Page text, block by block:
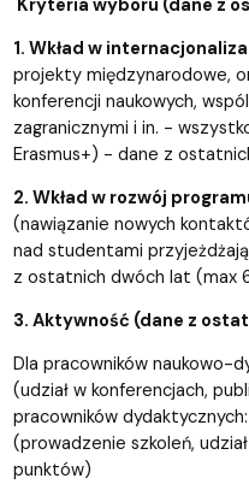
Kryteria wyboru (dane z
1. Wkład w
projekty międzynarodowe,
konferencji naukowych,
zagranicznymi i in. -
Erasmus+) - dane z
2. Wkład w rozwój
(nawiązanie nowych
nad studentami
z ostatnich dwóch lat (max
3. Aktywność (dane z
Dla pracowników naukowo-
(udział w konferencjach,
pracowników
(prowadzenie szkoleń,
punktów)